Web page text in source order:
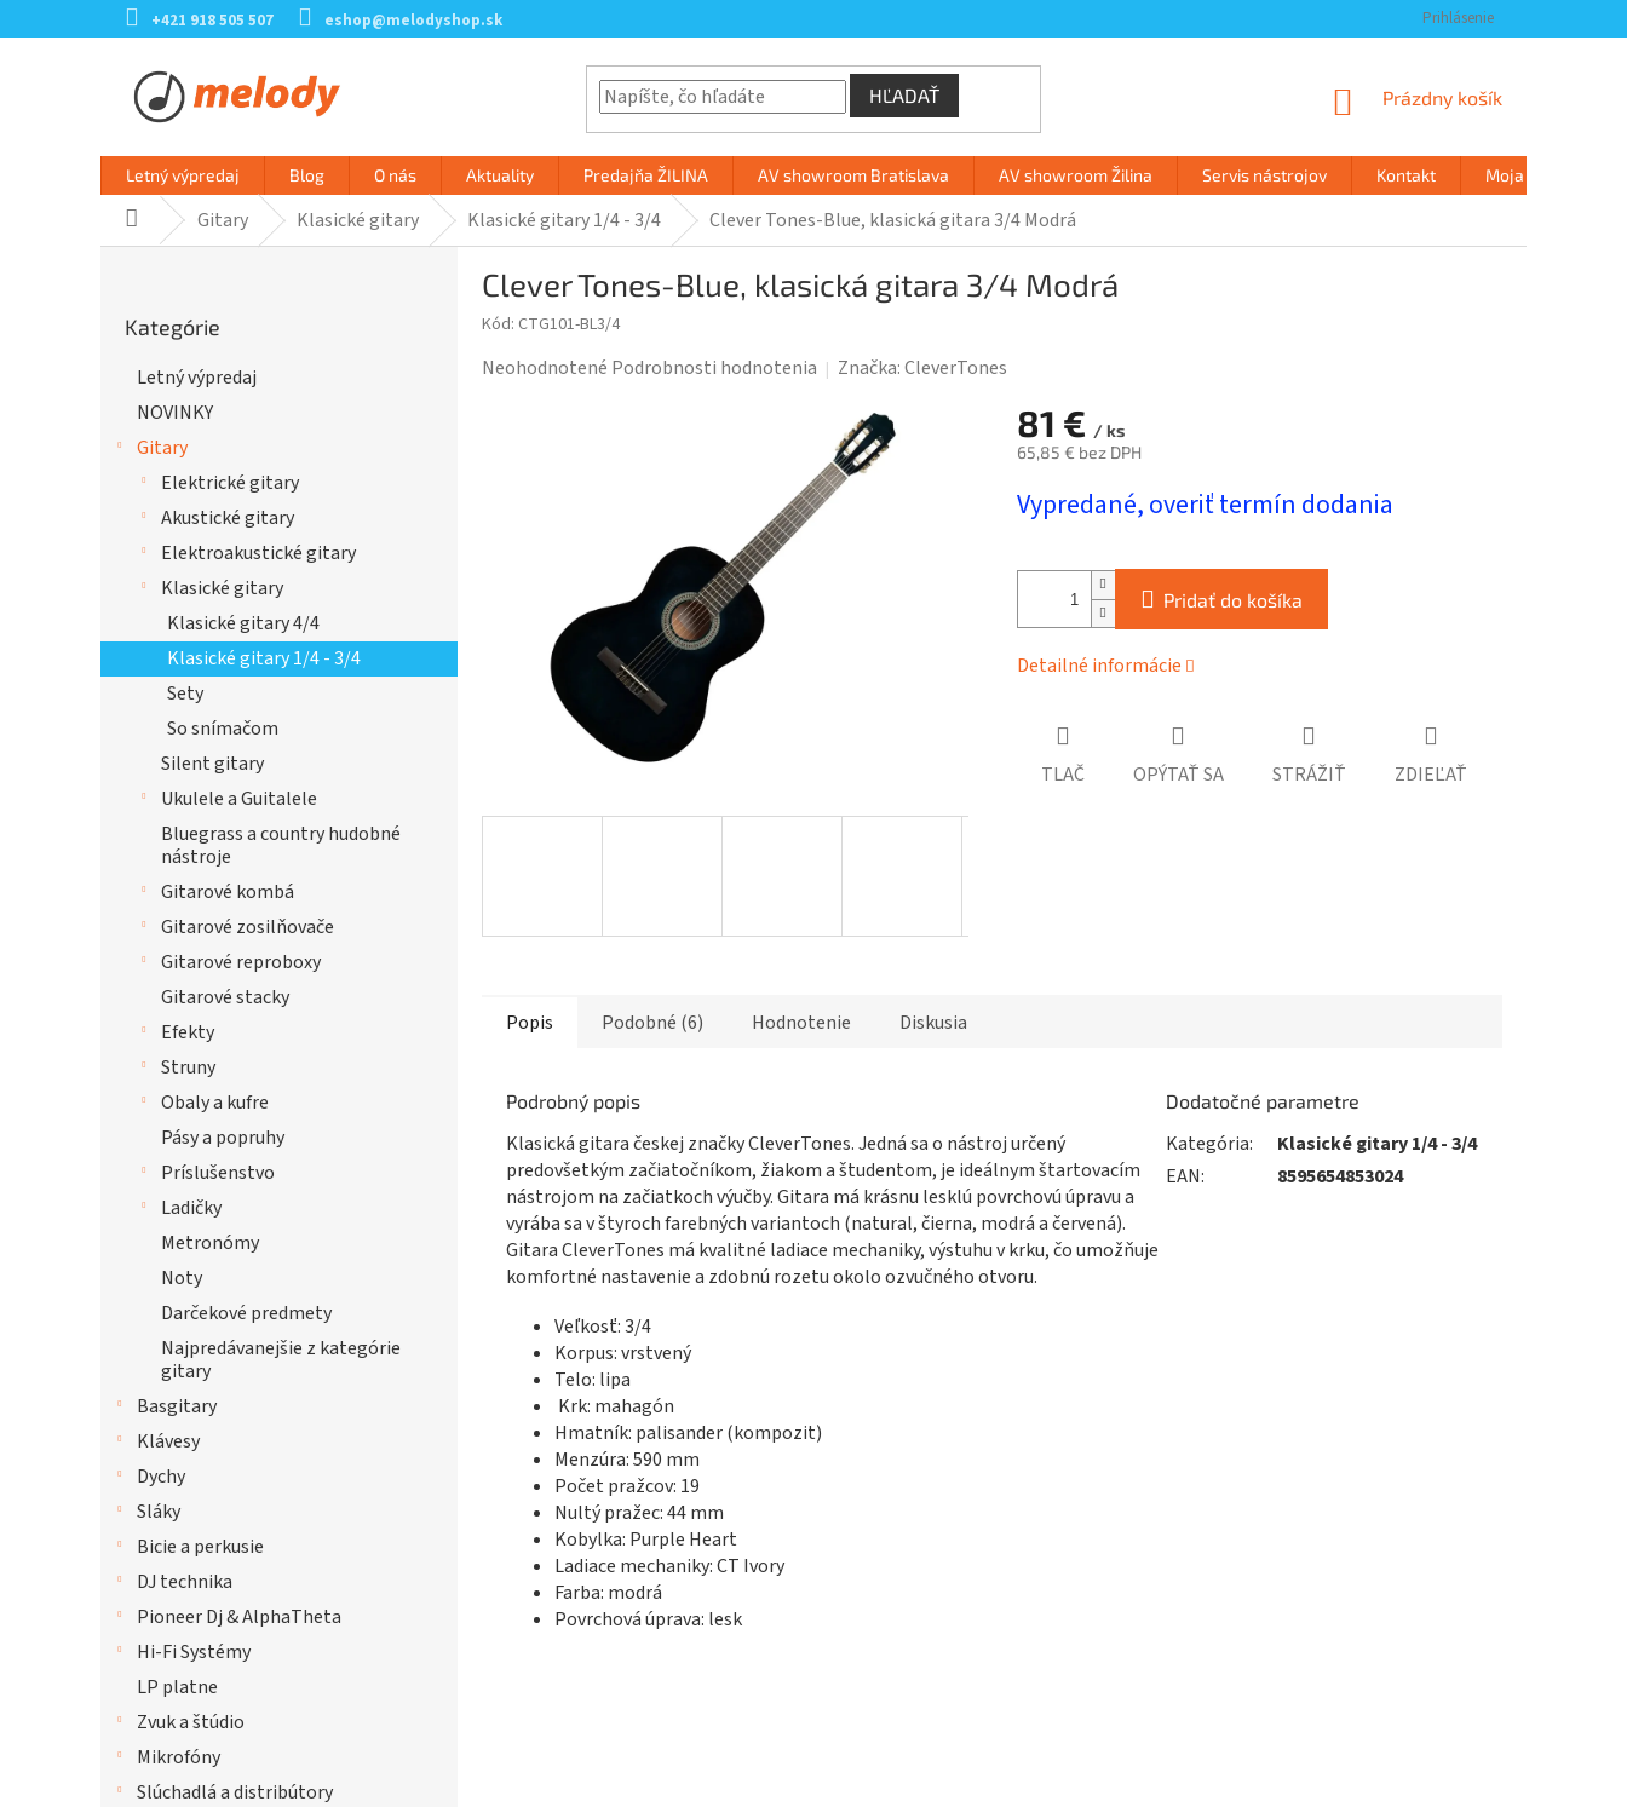
na
+421 918 505 507 eshop@melodyshop.sk Prihlásenie
HĽADAŤ
NÁKUPNÝ
Prázdny košík
Letný výpredaj Blog O nás Aktuality Predajňa ŽILINA AV showroom Bratislava AV showroom Žilina Servis nástrojov Kontakt Moja objednávka
DomovGitary Klasické gitary Klasické gitary 1/4 - 3/4 Clever Tones-Blue, klasická gitara 3/4 Modrá
kategórie
Kategórie
Letný výpredaj
NOVINKY
Gitary
Elektrické gitary
Akustické gitary
Elektroakustické gitary
Klasické gitary
Klasické gitary 4/4
Klasické gitary 1/4 - 3/4
Sety
So snímačom
Silent gitary
Ukulele a Guitalele
Bluegrass a country hudobné
nástroje
Gitarové kombá
Gitarové zosilňovače
Gitarové reproboxy
Gitarové stacky
Efekty
Struny
Obaly a kufre
Pásy a popruhy
Príslušenstvo
Ladičky
Metronómy
Noty
Darčekové predmety
Najpredávanejšie z kategórie
gitary
Basgitary
Klávesy
Dychy
Sláky
Bicie a perkusie
DJ technika
Pioneer Dj & AlphaTheta
Hi-Fi Systémy
LP platne
Zvuk a štúdio
Mikrofóny
Slúchadlá a distribútory
Clever Tones-Blue, klasická gitara 3/4 Modrá
Kód: CTG101-BL3/4
Priemerné
Neohodnotené Podrobnosti hodnotenia Značka:CleverTones
81 € / ks
65,85 € bez DPH
cena:
Vypredané, overiť termín dodania
Pridať do košíka
Detailné informácie
TLAČ OPÝTAŤ SA STRÁŽIŤ ZDIEĽAŤ
Popis Podobné (6) Hodnotenie Diskusia
Podrobný popis
Klasická gitara českej značky CleverTones. Jedná sa o nástroj určený
predovšetkým začiatočníkom, žiakom a študentom, je ideálnym štartovacím
nástrojom na začiatkoch výučby. Gitara má krásnu lesklú povrchovú úpravu a
vyrába sa v štyroch farebných variantoch (natural, čierna, modrá a červená).
Gitara CleverTones má kvalitné ladiace mechaniky, výstuhu v krku, čo umožňuje
komfortné nastavenie a zdobnú rozetu okolo ozvučného otvoru.
Veľkosť: 3/4
Korpus: vrstvený
Telo: lipa
Krk: mahagón
Hmatník: palisander (kompozit)
Menzúra: 590 mm
Počet pražcov: 19
Nultý pražec: 44 mm
Kobylka: Purple Heart
Ladiace mechaniky: CT Ivory
Farba: modrá
Povrchová úprava: lesk
Dodatočné parametre
Kategória:
Klasické gitary 1/4 - 3/4
EAN: 8595654853024